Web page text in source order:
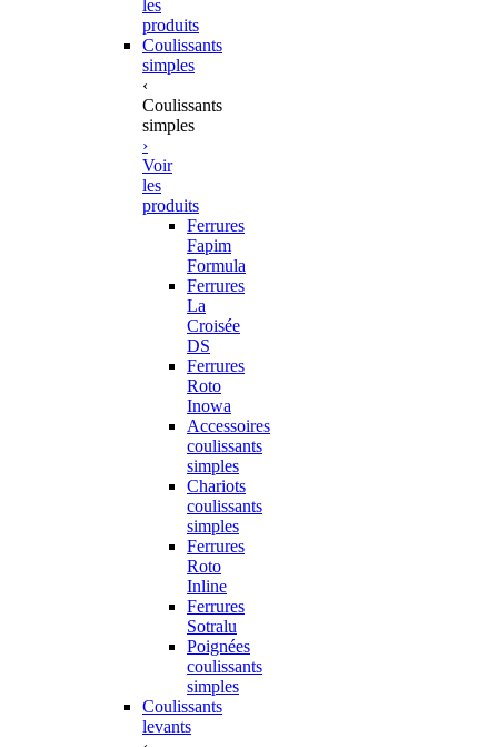
les
produits
Coulissants
simples
‹
Coulissants
simples
›
Voir
les
produits
Ferrures
Fapim
Formula
Ferrures
La
Croisée
DS
Ferrures
Roto
Inowa
Accessoires
coulissants
simples
Chariots
coulissants
simples
Ferrures
Roto
Inline
Ferrures
Sotralu
Poignées
coulissants
simples
Coulissants
levants